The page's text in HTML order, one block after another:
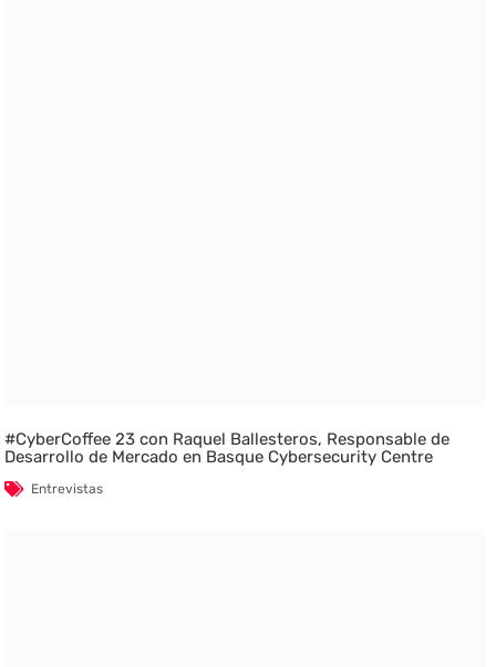
#CyberCoffee 23 con Raquel Ballesteros, Responsable de
Desarrollo de Mercado en Basque Cybersecurity Centre
Entrevistas